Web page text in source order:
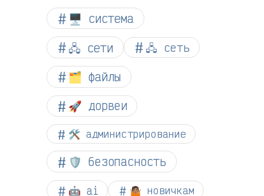
🖥️ система
🖧 сети
🖧 сеть
🗂️ файлы
🚀 дорвеи
🛠️ администрирование
🛡️ безопасность
🤖 ai 🤷🏽 новичкам